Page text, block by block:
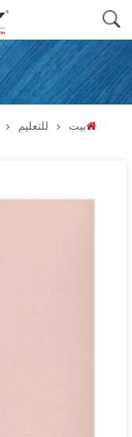
بيت للتعليم